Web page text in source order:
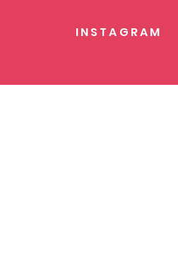
INSTAGRAM